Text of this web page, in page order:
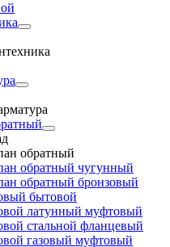
обратный
обратный чугунный
обратный бронзовый
бытовой
латунный муфтовый
стальной фланцевый
газовый муфтовый